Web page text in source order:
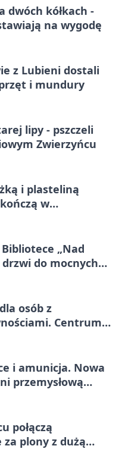
dwóch kółkach -
na wygodę
z Lubieni dostali
i mundury
lipy - pszczeli
Zwierzyńcu
i plasteliną
w
„Nad
drzwi do mocnych
osób z
Centrum
i amunicja. Nowa
przemysłową
połączą
plony z dużą